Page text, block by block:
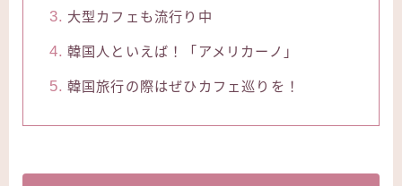
大型カフェも流行り中
韓国人といえば！「アメリカーノ」
韓国旅行の際はぜひカフェ巡りを！